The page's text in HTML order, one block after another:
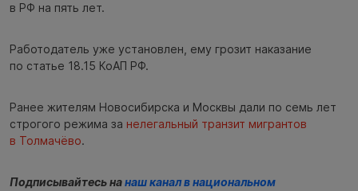
в РФ на пять лет.
Работодатель уже установлен, ему грозит наказание
по статье 18.15 КоАП РФ.
Ранее жителям Новосибирска и Москвы дали по семь лет
строгого режима за нелегальный транзит мигрантов
в Толмачёво.
Подписывайтесь нанаш канал в национальном